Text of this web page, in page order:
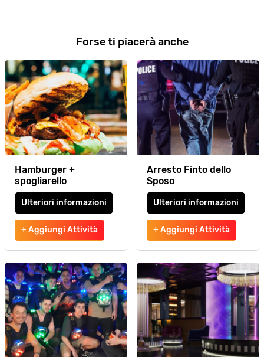
Forse ti piacerà anche
Hamburger +
spogliarello
Ulteriori informazioni
+ Aggiungi Attività
Arresto Finto dello
Sposo
Ulteriori informazioni
+ Aggiungi Attività